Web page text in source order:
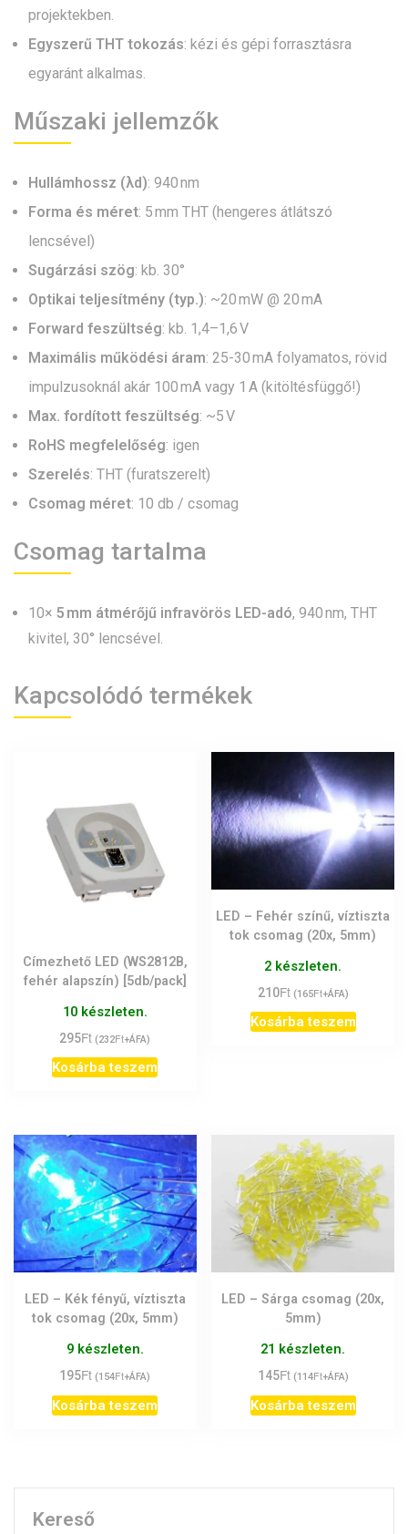
projektekben.
Egyszerű THT tokozás: kézi és gépi forrasztásra
egyaránt alkalmas.
Műszaki jellemzők
Hullámhossz (λd): 940 nm
Forma és méret: 5 mm THT (hengeres átlátszó
lencsével)
Sugárzási szög: kb. 30°
Optikai teljesítmény (typ.): ~20 mW @ 20 mA
Forward feszültség: kb. 1,4–1,6 V
Maximális működési áram: 25-30 mA folyamatos, rövid
impulzusoknál akár 100 mA vagy 1 A (kitöltésfüggő!)
Max. fordított feszültség: ~5 V
RoHS megfelelőség: igen
Szerelés: THT (furatszerelt)
Csomag méret: 10 db / csomag
Csomag tartalma
10× 5 mm átmérőjű infravörös LED-adó, 940 nm, THT
kivitel, 30° lencsével.
Kapcsolódó termékek
Címezhető LED (WS2812B,
fehér alapszín) [5db/pack]
10 készleten.
295Ft (232Ft+ÁFA)
Kosárba teszem
LED – Fehér színű, víztiszta
tok csomag (20x, 5mm)
2 készleten.
210Ft (165Ft+ÁFA)
Kosárba teszem
LED – Kék fényű, víztiszta
tok csomag (20x, 5mm)
9 készleten.
195Ft (154Ft+ÁFA)
Kosárba teszem
LED – Sárga csomag (20x,
5mm)
21 készleten.
145Ft (114Ft+ÁFA)
Kosárba teszem
Kereső